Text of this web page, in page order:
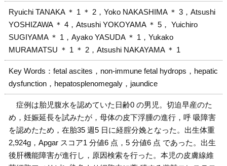
Ryuichi TANAKA ＊ 1 ＊ 2，Yoko NAKASHIMA ＊ 3，Atsushi
YOSHIZAWA ＊ 4，Atsushi YOKOYAMA ＊ 5， Yuichiro
SUGIYAMA ＊ 1，Ayako YASUDA ＊ 1，Yukako
MURAMATSU ＊ 1 ＊ 2，Atsushi NAKAYAMA ＊ 1
Key Words：fetal ascites，non-immune fetal hydrops，hepatic
dysfunction，hepatosplenomegaly，jaundice
症例は胎児腹水を認めていた日齢0 の男児。切迫早産のた
め，妊娠延長を試みたが，母体の皮下浮腫の進行，呼 吸障害
を認めたため，在胎35 週5 日に経腟分娩となった。出生体重
2,924g，Apgar スコア1 分値6 点，5 分値6 点 であった。出生
後肝機能障害が進行し，原因検索を行った。本児の皮膚線維